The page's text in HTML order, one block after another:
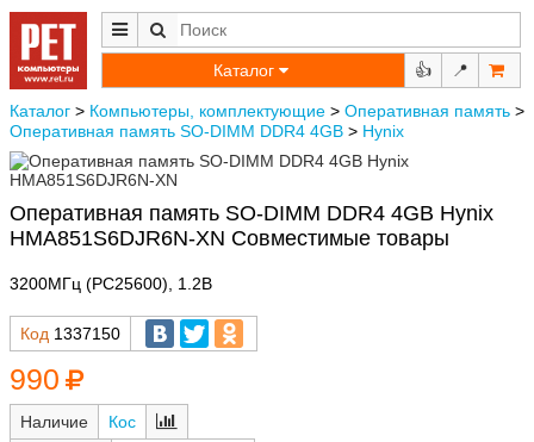
Каталог 👍 📍
Каталог > Компьютеры, комплектующие > Оперативная память >
Оперативная память SO-DIMM DDR4 4GB > Hynix
Оперативная память SO-DIMM DDR4 4GB Hynix
HMA851S6DJR6N-XN Совместимые товары
3200МГц (PC25600), 1.2В
Код 1337150
990
Наличие
Кос